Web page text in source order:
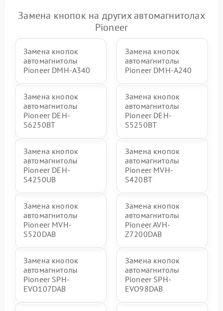
Замена кнопок на других автомагнитолах
Pioneer
Замена кнопок
автомагнитолы
Pioneer DMH-A340
Замена кнопок
автомагнитолы
Pioneer DMH-A240
Замена кнопок
автомагнитолы
Pioneer DEH-
S6250BT
Замена кнопок
автомагнитолы
Pioneer DEH-
S5250BT
Замена кнопок
автомагнитолы
Pioneer DEH-
S4250UB
Замена кнопок
автомагнитолы
Pioneer MVH-
S420BT
Замена кнопок
автомагнитолы
Pioneer MVH-
S520DAB
Замена кнопок
автомагнитолы
Pioneer AVH-
Z7200DAB
Замена кнопок
автомагнитолы
Pioneer SPH-
EVO107DAB
Замена кнопок
автомагнитолы
Pioneer SPH-
EVO98DAB